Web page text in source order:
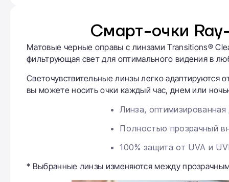
Смарт-очки
Матовые черные оправы с линзами Transitions®
фильтрующая свет для оптимального видения в
Светочувствительные линзы легко адаптируются
вы можете носить очки каждый час, днем или
Линза,
Полностью прозрачный
100% защита от UVA и
* Выбранные линзы изменяются между